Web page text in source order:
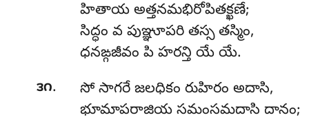
హితాయ అత్తనమభిరోపితక్ఖణే;
సిద్ధం వ పుఞ్ఞూపరి తస్స తస్మిం,
ధనఙ్గజీవం పి హరన్తి యే యే.
౩౧.
సో సాగరే జలధికం రుహిరం అదాసి,
భూమాపరాజియ సమంసమదాసి దానం;